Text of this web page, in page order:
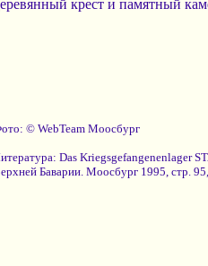
крест и памятный
© WebTeam Моосбург
Das Kriegsgefangenenlager
Баварии. Моосбург 1995, стр.